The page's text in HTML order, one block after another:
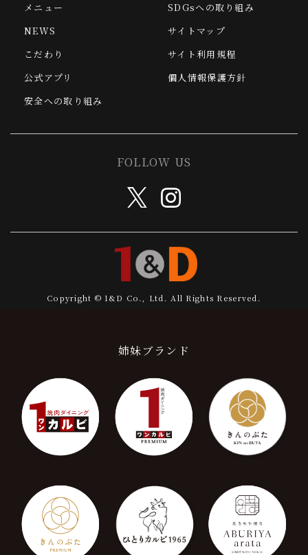
メニュー
NEWS
こだわり
公式アプリ
安全への取り組み
SDGsへの取り組み
サイトマップ
サイト利用規程
個人情報保護方針
FOLLOW US
Copyright © 1&D Co., Ltd. All Rights Reserved.
姉妹ブランド